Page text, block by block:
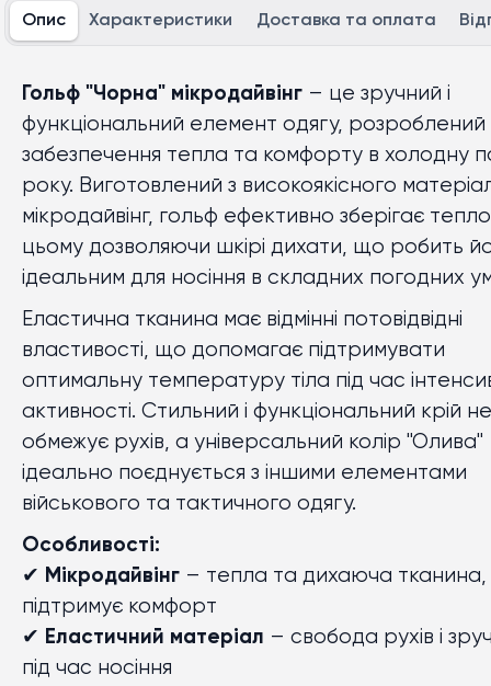
Опис Характеристики Доставка та оплата
Гольф "Чорна" мікродайвінг – це зручний і
функціональний елемент одягу, розроблений
забезпечення тепла та комфорту в холодну
року. Виготовлений з високоякісного
мікродайвінг, гольф ефективно зберігає
цьому дозволяючи шкірі дихати, що робить
ідеальним для носіння в складних погодних
Еластична тканина має відмінні потовідвідні
властивості, що допомагає підтримувати
оптимальну температуру тіла під час
активності. Стильний і функціональний крій не
обмежує рухів, а універсальний колір "Олива"
ідеально поєднується з іншими елементами
військового та тактичного одягу.
Особливості:
✔ Мікродайвінг – тепла та дихаюча
підтримує комфорт
✔ Еластичний матеріал – свобода рухів і
під час носіння